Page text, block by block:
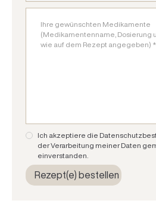
Ich akzeptiere die
der Verarbeitung meiner Daten
einverstanden.